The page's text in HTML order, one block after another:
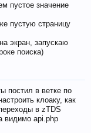
пустое значение
пустую страницу
экран, запускаю
поиска)
постил в ветке по
клоаку, как
в zTDS
видимо api.php